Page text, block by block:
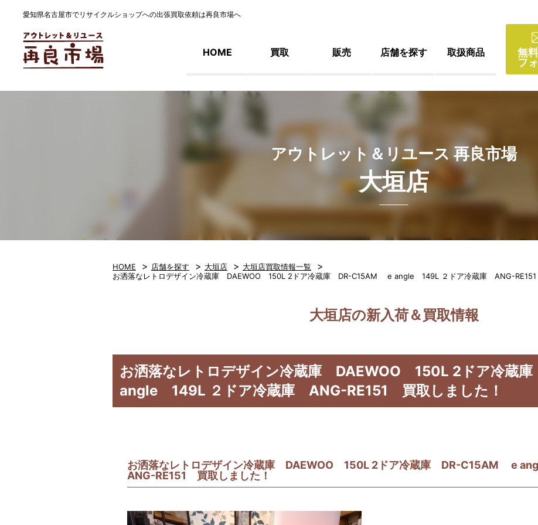
愛知県名古屋市でリサイクルショップへの出張買取依頼は再良市場へ
HOME 買取 販売 店舗を探す 取扱商品
無
フ
アウトレット＆リユース 再良市場
大垣店
HOME > 店舗を探す > 大垣店 > 大垣店買取情報一覧 >
お洒落なレトロデザイン冷蔵庫 DAEWOO 150L 2ドア冷蔵庫 DR-C15AM e angle 149L ２ドア冷蔵庫 ANG-RE151
大垣店の新入荷＆買取情報
お洒落なレトロデザイン冷蔵庫 DAEWOO 150L 2ドア冷
angle 149L ２ドア冷蔵庫 ANG-RE151 買取しました！
お洒落なレトロデザイン冷蔵庫 DAEWOO 150L 2ドア冷蔵庫 DR-C15AM e
ANG-RE151 買取しました！